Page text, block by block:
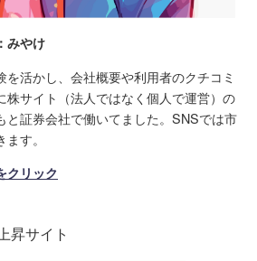
みやけ
活かし、会社概要や利用者のクチコミ
株サイト（法人ではなく個人で運営）の
と証券会社で働いてました。SNSでは市
す。
クリック
昇サイト